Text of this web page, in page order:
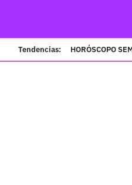
Tendencias: HORÓSCOPO